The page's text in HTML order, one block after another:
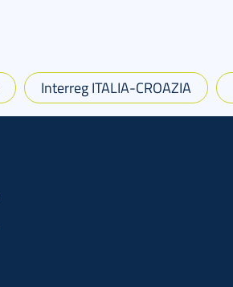
Interreg ITALIA-CROAZIA